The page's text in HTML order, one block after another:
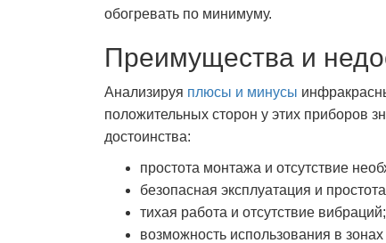
обогревать по минимуму.
Преимущества и
Анализируя плюсы и минусы
положительных сторон у этих приборов
достоинства:
простота монтажа и отсутствие
безопасная эксплуатация и
тихая работа и отсутствие вибраций;
возможность использования в